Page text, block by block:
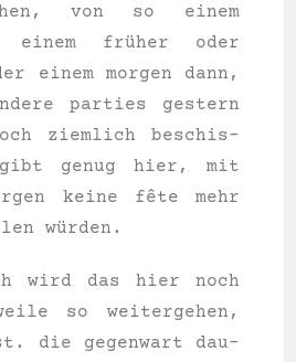
von so einem
einem früher oder
einem mor­gen dann,
par­ties ges­tern
ziem­lich beschis­
genug hier, mit
kei­ne fête mehr
würden.
wird das hier noch
so wei­ter­ge­hen,
die gegen­wart dau­